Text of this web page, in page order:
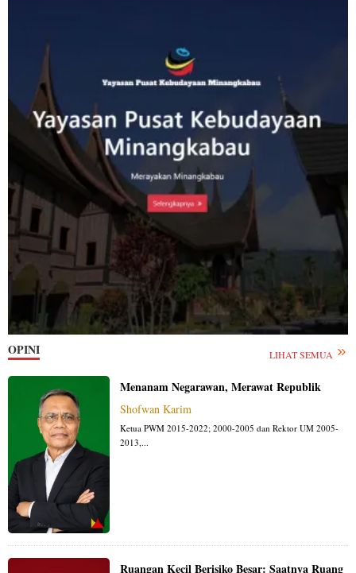
OPINI LIHAT SEMUA
Menanam Negarawan, Merawat Republik
Shofwan Karim
Ketua PWM 2015-2022; 2000-2005 dan Rektor UM 2005-
2013,...
Ruangan Kecil Berisiko Besar: Saatnya Ruang